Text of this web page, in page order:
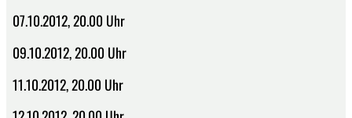
07.10.2012, 20.00 Uhr
09.10.2012, 20.00 Uhr
11.10.2012, 20.00 Uhr